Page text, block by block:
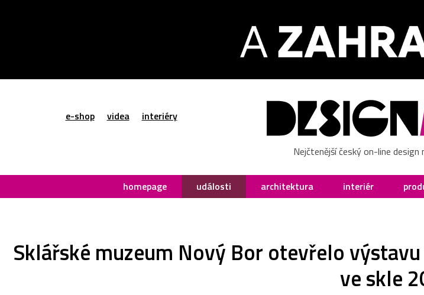
e-shop videa interiéry
Nejčtenější český on-line
homepage události architektura interiér
Sklářské muzeum Nový Bor otevřelo
ve skle